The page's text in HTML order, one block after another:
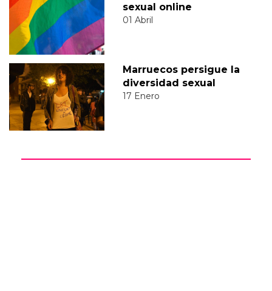
sexual online
01 Abril
Marruecos persigue la
diversidad sexual
17 Enero